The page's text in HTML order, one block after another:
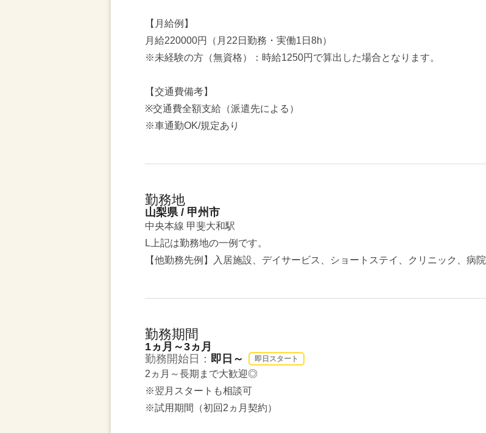
【月給例】
月給220000円（月22日勤務・実働1日8h）
※未経験の方（無資格）：時給1250円で算出した場合となります。
【交通費備考】
※交通費全額支給（派遣先による）
※車通勤OK/規定あり
勤務地
山梨県 / 甲州市
中央本線 甲斐大和駅
L上記は勤務地の一例です。
【他勤務先例】入居施設、デイサービス、ショートステイ、クリニック、病院
勤務期間
1ヵ月～3ヵ月
勤務開始日： 即日～ 即日スタート
2ヵ月～長期まで大歓迎◎
※翌月スタートも相談可
※試用期間（初回2ヵ月契約）